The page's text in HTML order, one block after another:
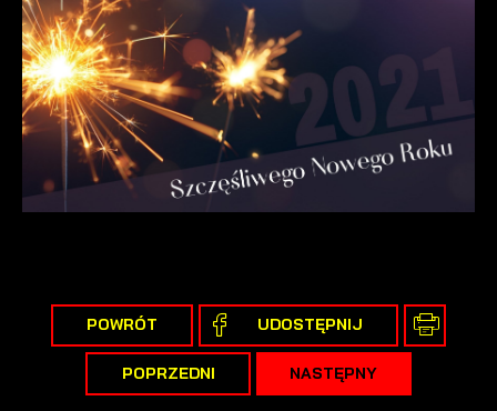
POWRÓT UDOSTĘPNIJ
POPRZEDNI NASTĘPNY
internetowej. Treści promocyjne mogą pojawić się na
stronach podmiotów trzecich lub firm będących naszymi
partnerami oraz innych dostawców usług. Firmy te działają w
charakterze pośredników prezentujących nasze treści w
postaci wiadomości, ofert, komunikatów mediów
społecznościowych.